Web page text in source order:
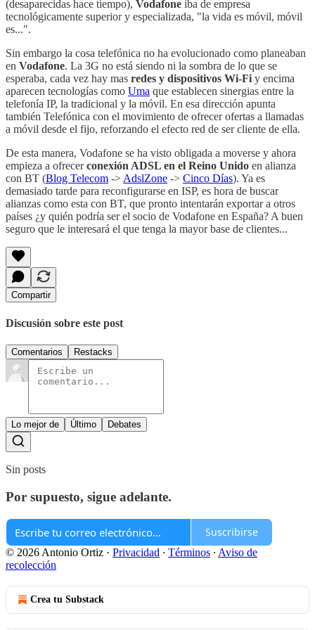
(desaparecidas hace tiempo), Vodafone iba de empresa
tecnológicamente superior y especializada, "la vida es móvil, móvil
es...".
Sin embargo la cosa telefónica no ha evolucionado como planeaban
en Vodafone. La 3G no está siendo ni la sombra de lo que se
esperaba, cada vez hay mas redes y dispositivos Wi-Fi y encima
aparecen tecnologías como Uma que establecen sinergias entre la
telefonía IP, la tradicional y la móvil. En esa dirección apunta
también Telefónica con el movimiento de ofrecer ofertas a llamadas
a móvil desde el fijo, reforzando el efecto red de ser cliente de ella.
De esta manera, Vodafone se ha visto obligada a moverse y ahora
empieza a ofrecerconexión ADSL en el Reino Unido en alianza
con BT (Blog Telecom -> AdslZone -> Cinco Días). Ya es
demasiado tarde para reconfigurarse en ISP, es hora de buscar
alianzas como esta con BT, que pronto intentarán exportar a otros
países ¿y quién podría ser el socio de Vodafone en España? A buen
seguro que le interesará el que tenga la mayor base de clientes...
Compartir
Discusión sobre este post
Comentarios Restacks
Lo mejor de Último Debates
Sin posts
Por supuesto, sigue adelante.
Suscribirse
© 2026 Antonio Ortiz · Privacidad ∙ Términos ∙ Aviso de
recolección
Crea tu Substack